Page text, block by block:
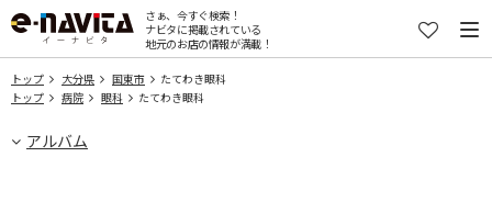
さぁ、今すぐ検索！
ナビタに掲載されている
地元のお店の情報が満載！
トップ 大分県 国東市
たてわき眼科
トップ
病院 眼科 たてわき眼科
アルバム